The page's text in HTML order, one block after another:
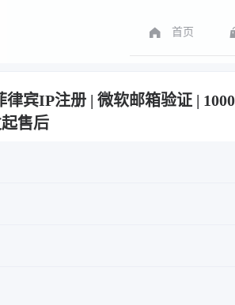
首页
宾IP注册 | 微软邮箱验证 |
售后